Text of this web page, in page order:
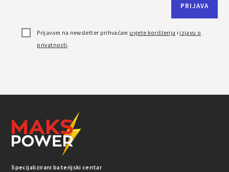
Prijavom na newsletter prihvaćam uvjete korištenja i izjavu o
privatnosti.
Specijalizirani baterijski centar